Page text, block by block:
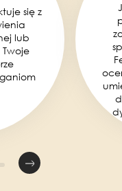
się z
lub